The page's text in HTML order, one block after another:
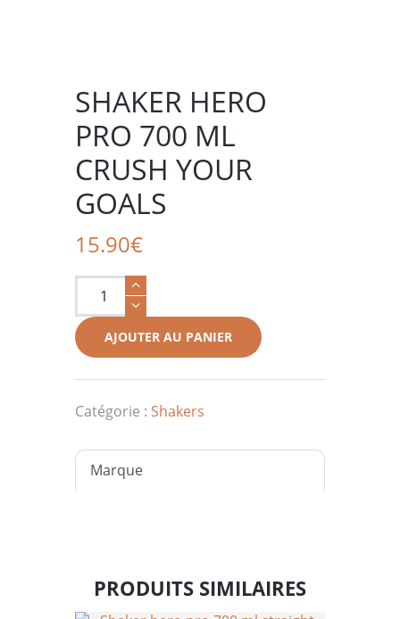
SHAKER HERO
PRO 700 ML
CRUSH YOUR
GOALS
15.90€
quantité
Shaker
hero
pro
700
ml
crush
goals
AJOUTER AU PANIER
Catégorie : Shakers
Marque
PRODUITS SIMILAIRES